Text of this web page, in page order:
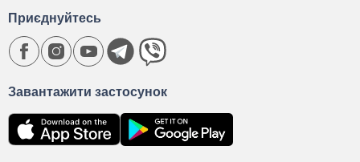
Завантажити застосунок
Приєднуйтесь